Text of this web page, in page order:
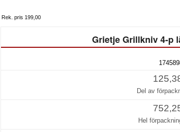
Rek. pris 199,00
Grietje Grillkniv 4-p
Del av
Hel